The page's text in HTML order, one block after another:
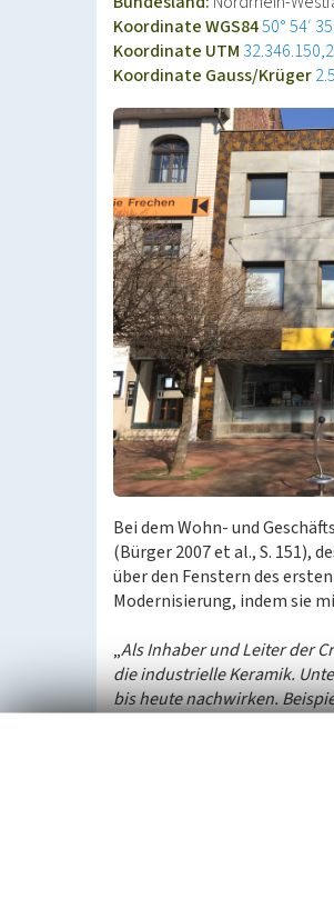
Koordinate WGS8450° 54′
Koordinate UTM
Koordinate Gauss/Krüger
Bei dem Wohn- und
(Bürger 2007 et al., S. 151),
über den Fenstern des
Modernisierung, indem sie
„Als Inhaber und Leiter der
die industrielle Keramik.
bis heute nachwirken.
entwickelt, eine
“ (keramion.de). So
Platz in Berlin